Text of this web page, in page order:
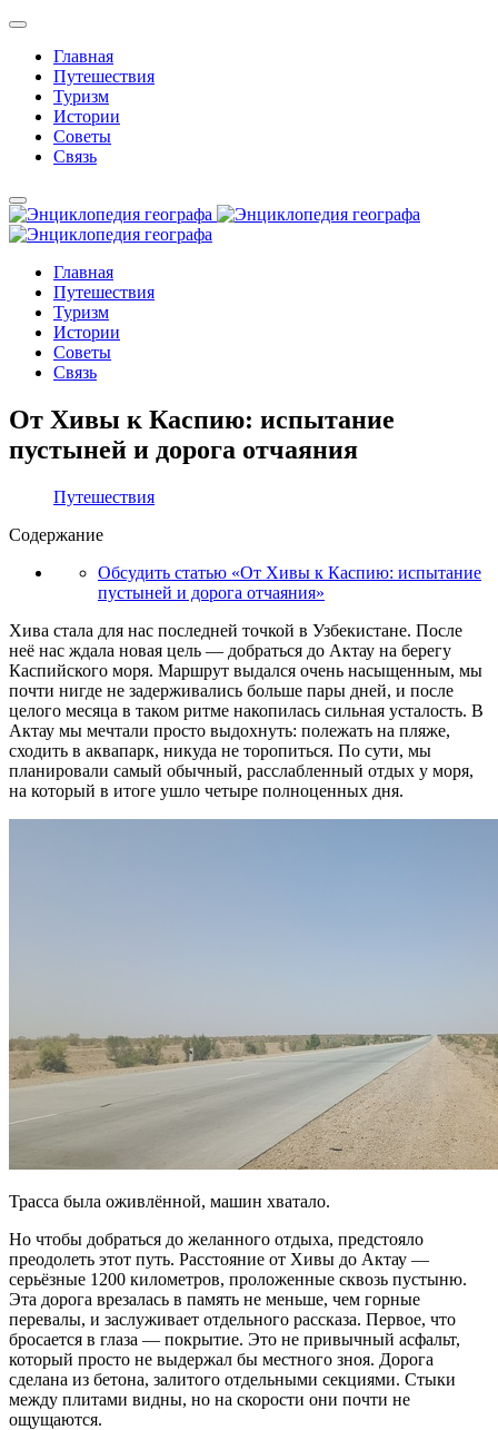
Главная
Путешествия
Туризм
Истории
Советы
Связь
Главная
Путешествия
Туризм
Истории
Советы
Связь
От Хивы к Каспию: испытание
пустыней и дорога отчаяния
Путешествия
Содержание
Обсудить статью «От Хивы к Каспию: испытание
пустыней и дорога отчаяния»
Хива стала для нас последней точкой в Узбекистане. После
неё нас ждала новая цель — добраться до Актау на берегу
Каспийского моря. Маршрут выдался очень насыщенным, мы
почти нигде не задерживались больше пары дней, и после
целого месяца в таком ритме накопилась сильная усталость. В
Актау мы мечтали просто выдохнуть: полежать на пляже,
сходить в аквапарк, никуда не торопиться. По сути, мы
планировали самый обычный, расслабленный отдых у моря,
на который в итоге ушло четыре полноценных дня.
Трасса была оживлённой, машин хватало.
Но чтобы добраться до желанного отдыха, предстояло
преодолеть этот путь. Расстояние от Хивы до Актау —
серьёзные 1200 километров, проложенные сквозь пустыню.
Эта дорога врезалась в память не меньше, чем горные
перевалы, и заслуживает отдельного рассказа. Первое, что
бросается в глаза — покрытие. Это не привычный асфальт,
который просто не выдержал бы местного зноя. Дорога
сделана из бетона, залитого отдельными секциями. Стыки
между плитами видны, но на скорости они почти не
ощущаются.